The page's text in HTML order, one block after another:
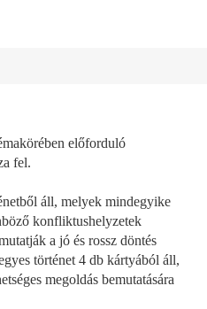
előforduló
fel.
áll, melyek mindegyike
konfliktushelyzetek
a jó és rossz döntés
történet 4 db kártyából áll,
megoldás bemutatására